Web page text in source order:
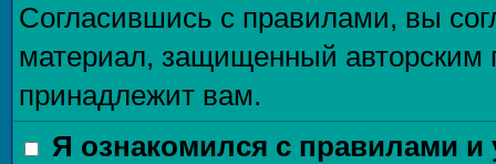
Согласившись с правилами, вы
материал, защищенный авторским
принадлежит вам.
Я ознакомился с правилами